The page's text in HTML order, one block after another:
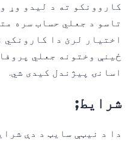
کاروونکو ته د لیدو وړ
تاسو د جعلي حساب سره
اختیار لرئ دا کارونکي
ځینې ​​وختونه جعلي
اسانۍ پیژندل کیدی شي.
شرایط;
دا د نیټې سایټ د دې